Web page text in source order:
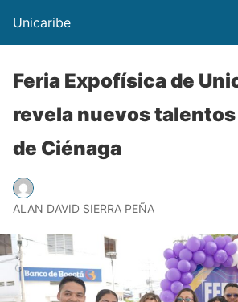
Unicaribe
Feria Expofísica de
revela nuevos
de Ciénaga
ALAN DAVID SIERRA PEÑA